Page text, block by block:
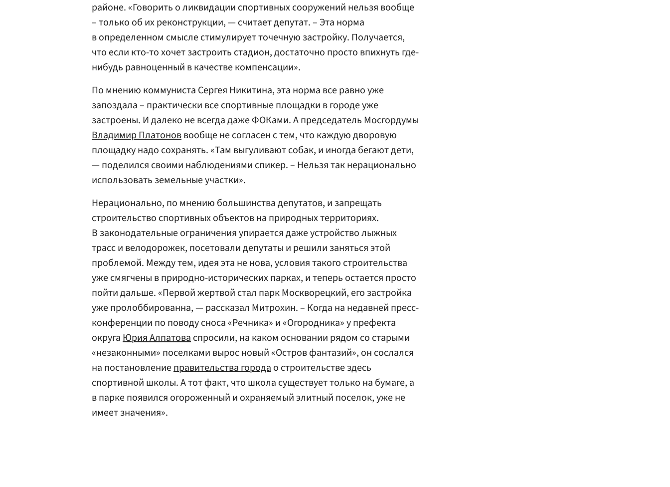
районе. «Говорить о ликвидации спортивных сооружений нельзя вообще
– только об их реконструкции, — считает депутат. – Эта норма
в определенном смысле стимулирует точечную застройку. Получается,
что если кто-то хочет застроить стадион, достаточно просто впихнуть где-
нибудь равноценный в качестве компенсации».
По мнению коммуниста Сергея Никитина, эта норма все равно уже
запоздала – практически все спортивные площадки в городе уже
застроены. И далеко не всегда даже ФОКами. А председатель Мосгордумы
Владимир Платоноввообще не согласен с тем, что каждую дворовую
площадку надо сохранять. «Там выгуливают собак, и иногда бегают дети,
— поделился своими наблюдениями спикер. – Нельзя так нерационально
использовать земельные участки».
Нерационально, по мнению большинства депутатов, и запрещать
строительство спортивных объектов на природных территориях.
В законодательные ограничения упирается даже устройство лыжных
трасс и велодорожек, посетовали депутаты и решили заняться этой
проблемой. Между тем, идея эта не нова, условия такого строительства
уже смягчены в природно-исторических парках, и теперь остается просто
пойти дальше. «Первой жертвой стал парк Москворецкий, его застройка
уже пролоббированна, — рассказал Митрохин. – Когда на недавней пресс-
конференции по поводу сноса «Речника» и «Огородника» у префекта
округаЮрия Алпатоваспросили, на каком основании рядом со старыми
«незаконными» поселками вырос новый «Остров фантазий», он сослался
на постановлениеправительства городао строительстве здесь
спортивной школы. А тот факт, что школа существует только на бумаге, а
в парке появился огороженный и охраняемый элитный поселок, уже не
имеет значения».